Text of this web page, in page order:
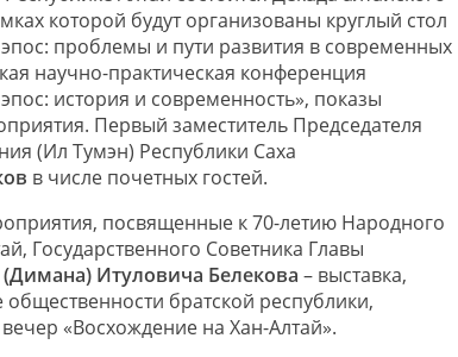
которой будут организованы круглый стол
проблемы и пути развития в современных
научно-практическая конференция
история и современность», показы
Первый заместитель Председателя
(Ил Тумэн) Республики Саха
в числе почетных гостей.
посвященные к 70-летию Народного
Государственного Советника Главы
Итуловича Белекова – выставка,
братской республики,
«Восхождение на Хан-Алтай».